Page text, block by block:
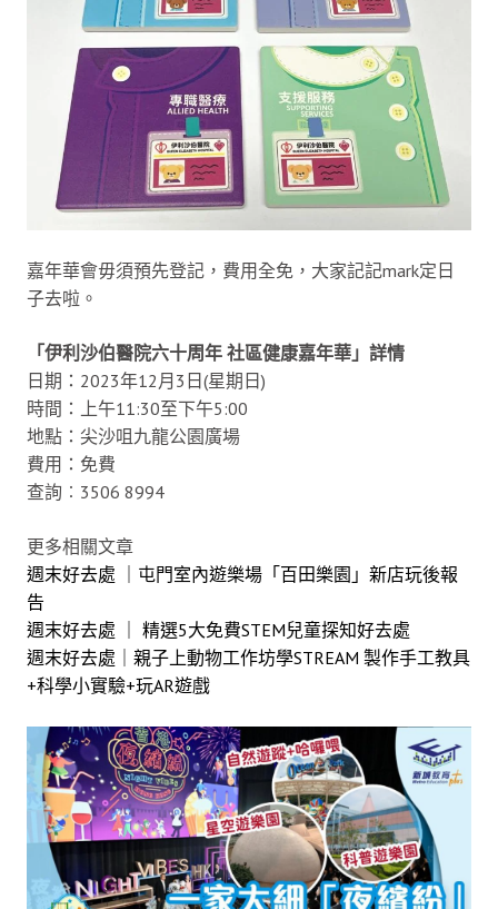
嘉年華會毋須預先登記，費用全免，大家記記mark定日
子去啦。
「伊利沙伯醫院六十周年 社區健康嘉年華」詳情
日期：2023年12月3日(星期日)
時間：上午11:30至下午5:00
地點：尖沙咀九龍公園廣場
費用：免費
查詢︰3506 8994
更多相關文章
週末好去處 ｜屯門室內遊樂場「百田樂園」新店玩後報
告
週末好去處 ｜ 精選5大免費STEM兒童探知好去處
週末好去處｜親子上動物工作坊學STREAM 製作手工教具
+科學小實驗+玩AR遊戲